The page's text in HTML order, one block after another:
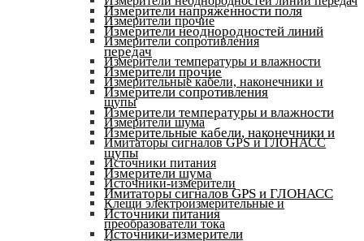
Измерители прочие
Измерители сопротивления
Измерители температуры и влажности
Измерительные кабели, наконечники и
щупы
Измерители шума
Имитаторы сигналов GPS и ГЛОНАСС
Источники питания
Источники-измерители
Клещи электроизмерительные и
преобразователи тока
Измерители напряженности поля
Измерители неоднородностей линий
передач
Измерители прочие
Измерители сопротивления
Измерители температуры и влажности
Измерительные кабели, наконечники и
щупы
Измерители шума
Имитаторы сигналов GPS и ГЛОНАСС
Источники питания
Источники-измерители